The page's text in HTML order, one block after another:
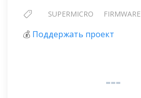
SUPERMICRO FIRMWARE
💰 Поддержать проект